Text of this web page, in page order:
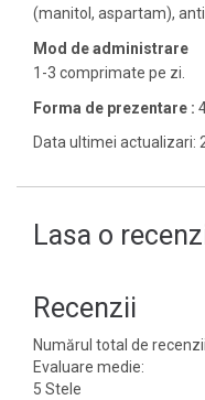
(manitol, aspartam),
Mod de administrare
1-3 comprimate pe zi.
Forma de prezentare :
Data ultimei actualizari:
Lasa o
Recenzii
Numărul total de
Evaluare medie:
5 Stele